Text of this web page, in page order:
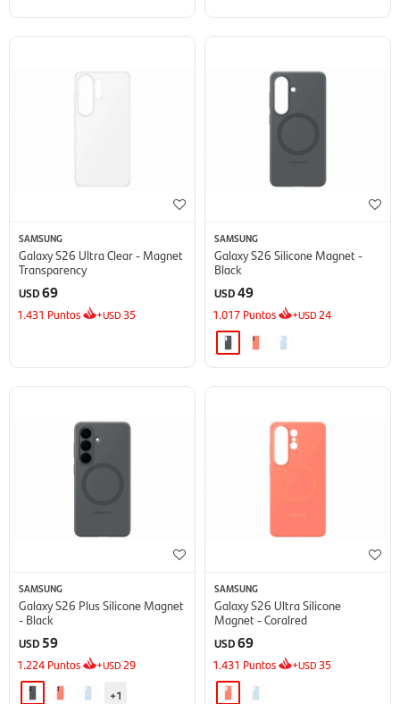
SAMSUNG
Galaxy S26 Ultra Clear - Magnet
Transparency
USD69
1.431 Puntos +USD 35
SAMSUNG
Galaxy S26 Silicone Magnet -
Black
USD49
1.017 Puntos +USD 24
SAMSUNG
Galaxy S26 Plus Silicone Magnet
- Black
USD 59
1.224 Puntos +USD 29
+1
SAMSUNG
Galaxy S26 Ultra Silicone
Magnet - Coralred
USD69
1.431 Puntos +USD 35